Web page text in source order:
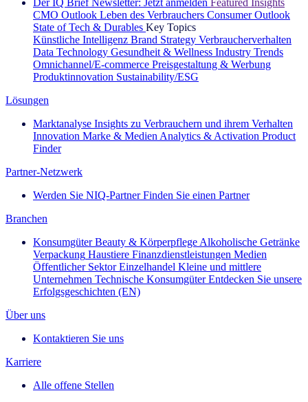
Der IQ Brief Newsletter: Jetzt anmelden Featured Insights
CMO Outlook Leben des Verbrauchers Consumer Outlook
State of Tech & Durables Key Topics
Künstliche Intelligenz Brand Strategy Verbraucherverhalten
Data Technology Gesundheit & Wellness Industry Trends
Omnichannel/E-commerce Preisgestaltung & Werbung
Produktinnovation Sustainability/ESG
Lösungen
Marktanalyse Insights zu Verbrauchern und ihrem Verhalten
Innovation Marke & MedienAnalytics & Activation Product
Finder
Partner-Netzwerk
Werden Sie NIQ-Partner Finden Sie einen Partner
Branchen
Konsumgüter Beauty & KörperpflegeAlkoholische Getränke
Verpackung Haustiere Finanzdienstleistungen Medien
Öffentlicher Sektor Einzelhandel Kleine und mittlere
Unternehmen Technische Konsumgüter Entdecken Sie unsere
Erfolgsgeschichten (EN)
Über uns
Kontaktieren Sie uns
Karriere
Alle offene Stellen